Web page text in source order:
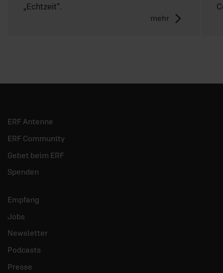
„Echtzeit“.
mehr
ERF Antenne
ERF Community
Gebet beim ERF
Spenden
Empfang
Jobs
Newsletter
Podcasts
Presse